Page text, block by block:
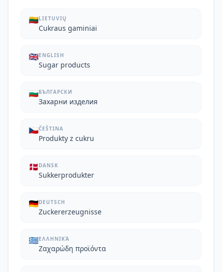
🇱🇹LIETUVIŲ
Cukraus gaminiai
🇬🇧ENGLISH
Sugar products
🇧🇬БЪЛГАРСКИ
Захарни изделия
🇨🇿ČEŠTINA
Produkty z cukru
🇩🇰 DANSK
Sukkerprodukter
🇩🇪DEUTSCH
Zuckererzeugnisse
🇬🇷ΕΛΛΗΝΙΚΆ
Ζαχαρώδη προϊόντα